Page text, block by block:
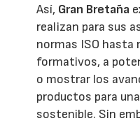
Así, Gran Bretaña
realizan para sus
normas ISO hasta
formativos, a
o mostrar los
productos para
sostenible. Sin